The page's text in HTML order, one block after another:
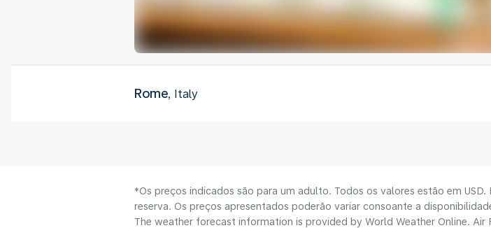
Rome, Italy
*Os preços indicados são para um adulto. Todos os valores estão em
reserva. Os preços apresentados poderão variar consoante a
The weather forecast information is provided by World Weather Online.